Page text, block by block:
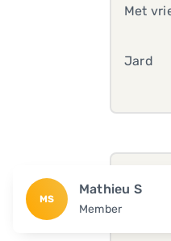
Met
Jard
MS
Mathieu S
Member